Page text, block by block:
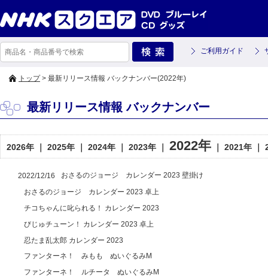
ご利用ガイド
トップ> 最新リリース情報 バックナンバー(2022年)
最新リリース情報 バックナンバー
2026年 2025年 2024年 2023年 2022年 2021年
2022/12/16
おさるのジョージ カレンダー 2023 壁掛け
おさるのジョージ カレンダー 2023 卓上
チコちゃんに叱られる！ カレンダー 2023
びじゅチューン！ カレンダー 2023 卓上
忍たま乱太郎 カレンダー 2023
ファンターネ！ みもも ぬいぐるみM
ファンターネ！ ルチータ ぬいぐるみM